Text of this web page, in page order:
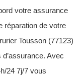
votre assurance
réparation de votre
Tousson (77123)
Avec
24 7j/7 vous